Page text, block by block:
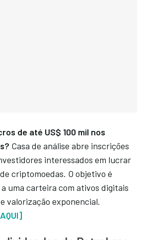
de até US$ 100 mil nos
Casa de análise abre inscrições
interessados em lucrar
criptomoedas. O objetivo é
uma carteira com ativos digitais
valorização exponencial.